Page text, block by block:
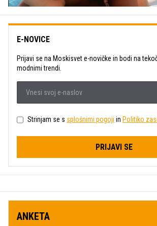
E-NOVICE
Prijavi se na Moskisvet e-novičke in bodi na
modnimi trendi.
Strinjam se s splošnimi pogoji in Politiko
PRIJAVI SE
ANKETA